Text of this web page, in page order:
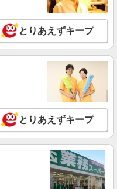
詳細を見る
フ（接客・調理・清掃な
〜翌5:00：時給1,438円 ※
※早朝手当（5:00〜9:00）時給
泉ヶ丘3-13-24
詳細を見る
とりあえずキープ
とりあえずキープ